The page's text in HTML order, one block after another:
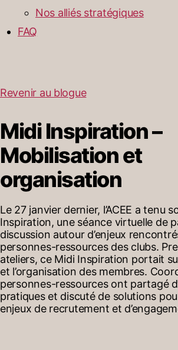
Nos alliés stratégiques
FAQ
Revenir au blogue
Midi Inspiration –
Mobilisation et
organisation
Le 27 janvier dernier, l’ACEE a tenu
Inspiration, une séance virtuelle de
discussion autour d’enjeux
personnes-ressources des clubs.
ateliers, ce Midi Inspiration portait
et l’organisation des membres.
personnes-ressources ont partagé
pratiques et discuté de solutions
enjeux de recrutement et